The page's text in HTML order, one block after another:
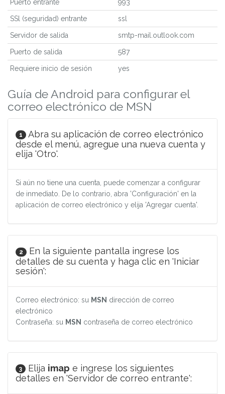
Puerto entrante 993
SSl (seguridad) entrante ssl
Servidor de salida smtp-mail.outlook.com
Puerto de salida 587
Requiere inicio de sesión yes
Guía de Android para configurar el
correo electrónico de MSN
1
Abra su aplicación de correo electrónico
desde el menú, agregue una nueva cuenta y
elija 'Otro'.
Si aún no tiene una cuenta, puede comenzar a configurar
de inmediato. De lo contrario, abra 'Configuración' en la
aplicación de correo electrónico y elija 'Agregar cuenta'.
2
En la siguiente pantalla ingrese los
detalles de su cuenta y haga clic en 'Iniciar
sesión':
Correo electrónico: su MSN dirección de correo
electrónico
Contraseña: su MSN contraseña de correo electrónico
3 Elija imap e ingrese los siguientes
detalles en 'Servidor de correo entrante':